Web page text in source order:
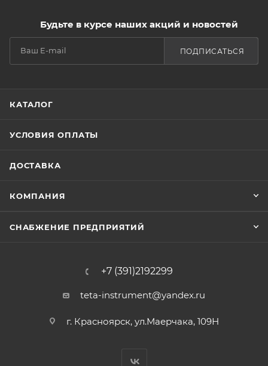
Будьте в курсе наших акций и новостей
ПОДПИСАТЬСЯ
КАТАЛОГ
УСЛОВИЯ ОПЛАТЫ
ДОСТАВКА
КОМПАНИЯ
СНАБЖЕНИЕ ПРЕДПРИЯТИЙ
+7 (391)2192299
teta-instrument@yandex.ru
г. Красноярск, ул.Маерчака, 109Н